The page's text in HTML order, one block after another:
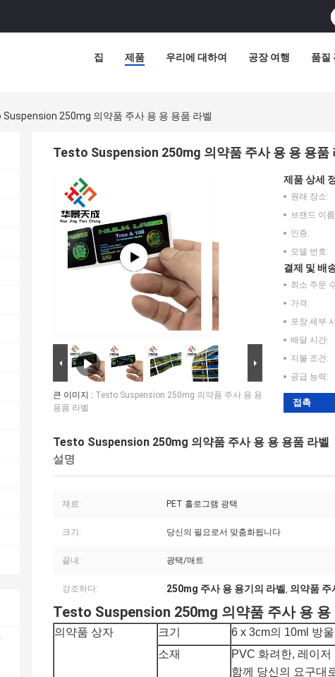
집 제품 우리에 대하여 공장 여행 품질
250mg 의약품 주사 용 용 용품 라벨
Testo Suspension 250mg 의약품 주사 용 용 용품
큰 이미지 : Testo Suspension 250mg 의약품 주사 용 용
용품 라벨
제품 상세
원래 장소:
브랜드 이
인증:
모델 번호:
결제 및 배
최소 주문
가격:
포장 세부
배달 시간:
지불 조건:
공급 능력:
접촉
Testo Suspension 250mg 의약품 주사 용 용 용품 라벨
설명
재료: PET 홀로그램 광택
크기: 당신의 필요로서 맞춤화됩니다
끝내: 광택/매트
강조하다: 250mg 주사 용 용기의 라벨, 의약품 주
Testo Suspension 250mg 의약품 주사 용 용
의약품 상자 크기
6 x 3cm의 10ml 방
소재
PVC 화려한, 레이
함께 당신의 요구대